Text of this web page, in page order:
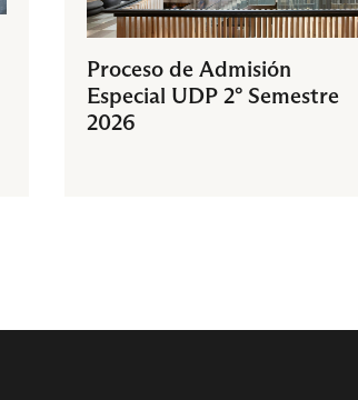
Proceso de Admisión
Especial UDP 2° Semestre
2026